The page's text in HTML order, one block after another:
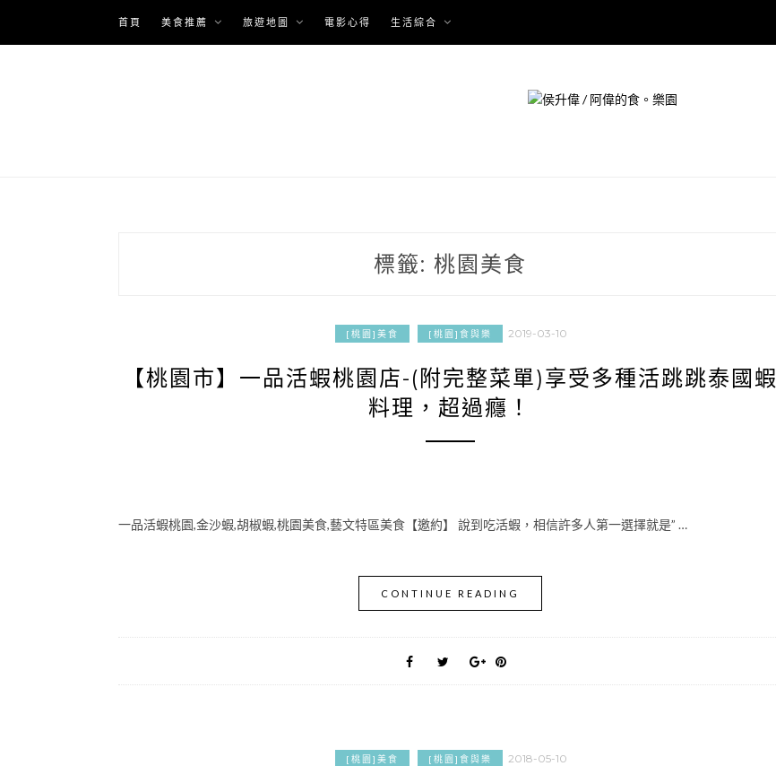
content
首頁 美食推薦 旅遊地圖 電影心得 生活綜合
標籤: 桃園美食
[桃園]美食 [桃園]食與樂 2019-03-10
【桃園市】一品活蝦桃園店-(附完整菜單)享受多種活跳跳泰國蝦
料理，超過癮！
一品活蝦桃園,金沙蝦,胡椒蝦,桃園美食,藝文特區美食【邀約】 說到吃活蝦，相信許多人第一選擇就是” …
CONTINUE READING
[桃園]美食 [桃園]食與樂 2018-05-10